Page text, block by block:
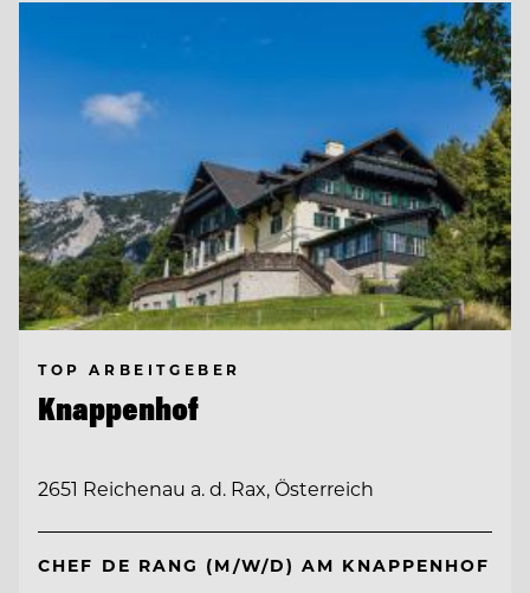
TOP ARBEITGEBER
Knappenhof
2651 Reichenau a. d. Rax, Österreich
CHEF DE RANG (M/W/D) AM KNAPPENHOF